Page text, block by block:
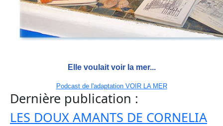
Elle voulait voir la mer...
Podcast de l'adaptation VOIR LA MER
Dernière publication :
LES DOUX AMANTS DE CORNELIA